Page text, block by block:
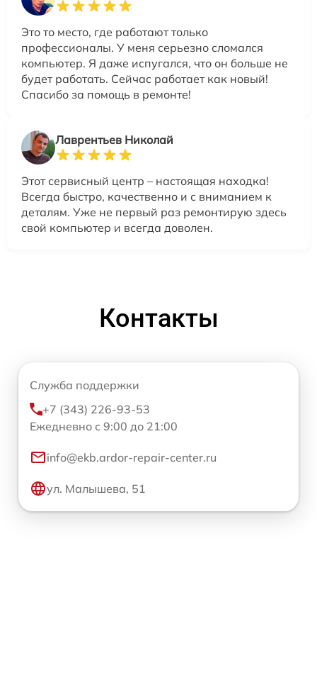
Это то место, где работают только
профессионалы. У меня серьезно сломался
компьютер. Я даже испугался, что он больше не
будет работать. Сейчас работает как новый!
Спасибо за помощь в ремонте!
Лаврентьев Николай
Этот сервисный центр – настоящая находка!
Всегда быстро, качественно и с вниманием к
деталям. Уже не первый раз ремонтирую здесь
свой компьютер и всегда доволен.
Контакты
Служба поддержки
+7 (343) 226-93-53
Ежедневно с 9:00 до 21:00
info@ekb.ardor-repair-center.ru
ул. Малышева, 51